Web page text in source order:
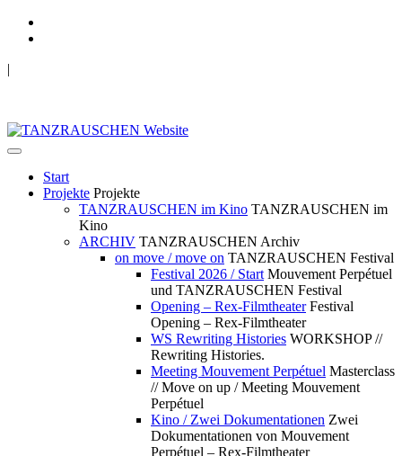
|
Start
Projekte Projekte
TANZRAUSCHEN im Kino TANZRAUSCHEN im
Kino
ARCHIV TANZRAUSCHEN Archiv
on move / move on TANZRAUSCHEN Festival
Festival 2026 / Start Mouvement Perpétuel
und TANZRAUSCHEN Festival
Opening – Rex-Filmtheater Festival
Opening – Rex-Filmtheater
WS Rewriting Histories WORKSHOP //
Rewriting Histories.
Meeting Mouvement Perpétuel Masterclass
// Move on up / Meeting Mouvement
Perpétuel
Kino / Zwei Dokumentationen Zwei
Dokumentationen von Mouvement
Perpétuel – Rex-Filmtheater